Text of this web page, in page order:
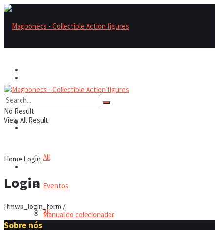
Reviews
All
Reviews
All
Eventos
Manual do colecionador
No Result
View All Result
Home Login
Login
[fmwp_login_form /]
Sobre nós